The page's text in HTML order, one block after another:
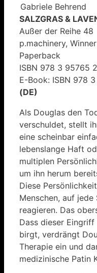
Gabriele Behrend
SALZGRAS &
Außer der Reihe 48
p.machinery,
Paperback
ISBN 978 3 95765
E-Book: ISBN 978
(DE)
Als Douglas den
verschuldet, stellt
eine scheinbar
lebenslange Haft
multiplen
um ihn herum
Diese
Menschen, auf
reagieren. Das
Dass dieser Eingriff
birgt, verdrängt
Therapie ein und
medizinische Patin